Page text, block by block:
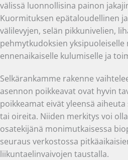
välissä luonnollisina painon
Kuormituksen epätaloudellinen
välilevyjen, selän pikkunivelien,
pehmytkudoksien yksipuoleiselle
ennenaikaiselle kulumiselle ja
Selkärankamme rakenne
asennon poikkeavat ovat hyvin
poikkeamat eivät yleensä
tai oireita. Niiden merkitys voi
osatekijänä monimutkaisessa
seuraus verkostossa
liikuntaelinvaivojen taustalla.